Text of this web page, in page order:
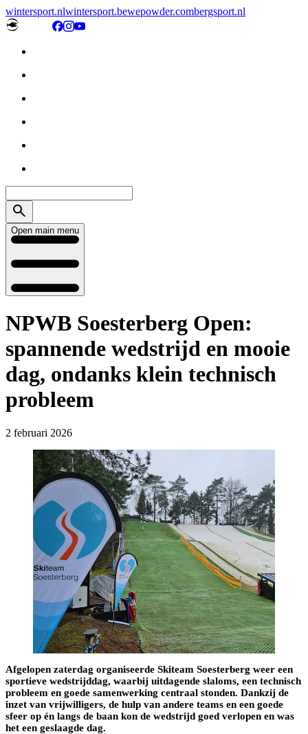
wintersport.nlwintersport.bewepowder.combergsport.nl
Open main menu
NPWB Soesterberg Open:
spannende wedstrijd en mooie
dag, ondanks klein technisch
probleem
2 februari 2026
Afgelopen zaterdag organiseerde Skiteam Soesterberg weer een
sportieve wedstrijddag, waarbij uitdagende slaloms, een technisch
probleem en goede samenwerking centraal stonden. Dankzij de
inzet van vrijwilligers, de hulp van andere teams en een goede
sfeer op én langs de baan kon de wedstrijd goed verlopen en was
het een geslaagde dag.